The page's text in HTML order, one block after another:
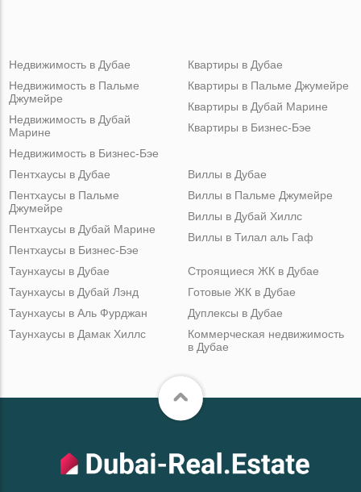
Недвижимость в Дубае
Недвижимость в Пальме
Джумейре
Недвижимость в Дубай
Марине
Недвижимость в Бизнес-Бэе
Квартиры в Дубае
Квартиры в Пальме Джумейре
Квартиры в Дубай Марине
Квартиры в Бизнес-Бэе
Пентхаусы в Дубае
Пентхаусы в Пальме
Джумейре
Пентхаусы в Дубай Марине
Пентхаусы в Бизнес-Бэе
Виллы в Дубае
Виллы в Пальме Джумейре
Виллы в Дубай Хиллс
Виллы в Тилал аль Гаф
Таунхаусы в Дубае
Таунхаусы в Дубай Лэнд
Таунхаусы в Аль Фурджан
Таунхаусы в Дамак Хиллс
Строящиеся ЖК в Дубае
Готовые ЖК в Дубае
Дуплексы в Дубае
Коммерческая недвижимость
в Дубае